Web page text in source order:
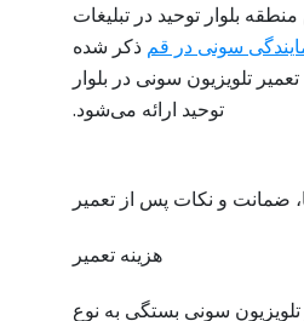
بلوار توحید در تبلیغات
سونی در قم ذکر شده
تلویزیون سونی در بلوار
توحید ارائه می‌شود.
ضمانت و نکات پس از تعمیر
هزینه تعمیر
تلویزیون سونی بستگی به نوع